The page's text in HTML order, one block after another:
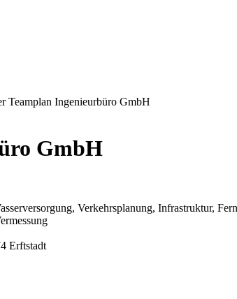
Teamplan Ingenieurbüro GmbH
GmbH
Verkehrsplanung, Infrastruktur,
Erftstadt